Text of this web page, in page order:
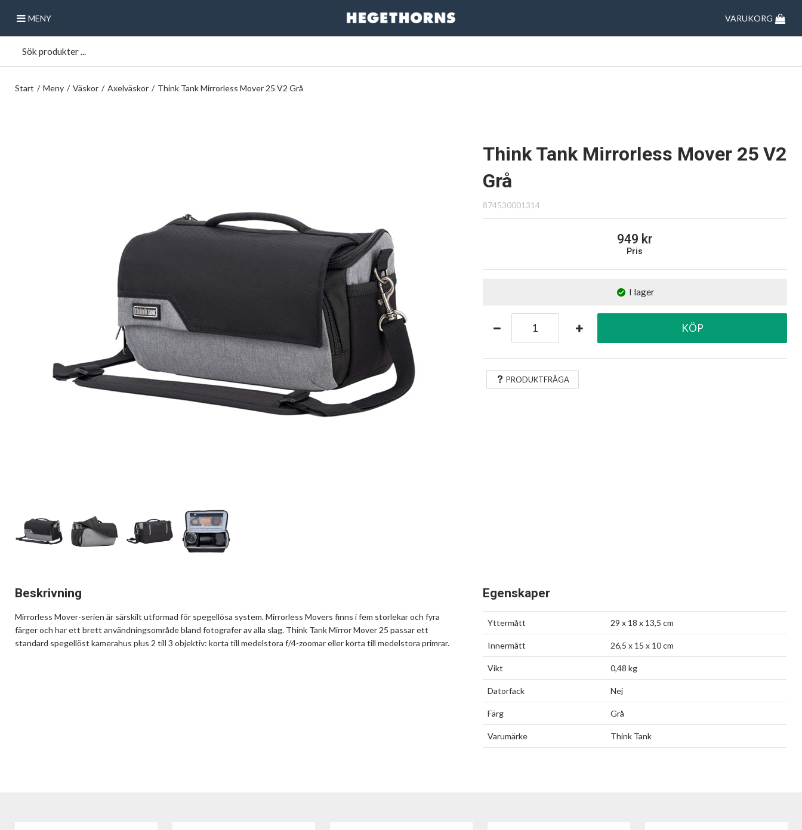
MENY VARUKORG
Start / Meny / Väskor / Axelväskor / Think Tank Mirrorless Mover 25 V2 Grå
Think Tank Mirrorless Mover 25 V2
Grå
874530001314
Pris
949
I lager
PRODUKTFRÅGA
KÖP
Beskrivning
Mirrorless Mover-serien är särskilt utformad för spegellösa system. Mirrorless Movers finns i fem storlekar och fyra
färger och har ett brett användningsområde bland fotografer av alla slag. Think Tank Mirror Mover 25 passar ett
standard spegellöst kamerahus plus 2 till 3 objektiv: korta till medelstora f/4-zoomar eller korta till medelstora primrar.
Egenskaper
Yttermått 29 x 18 x 13,5 cm
Innermått 26,5 x 15 x 10 cm
Vikt 0,48 kg
Datorfack Nej
Färg Grå
Varumärke Think Tank